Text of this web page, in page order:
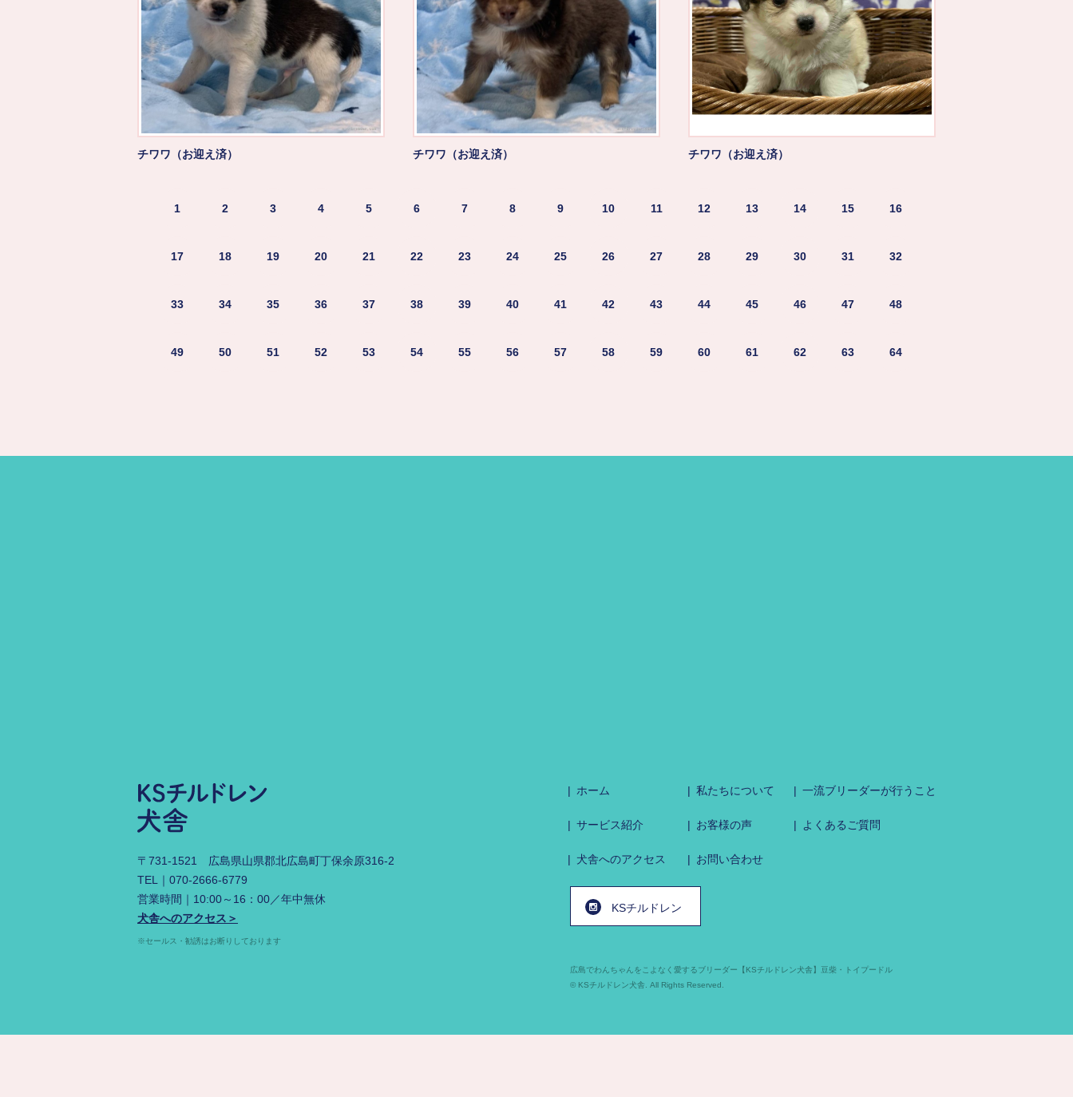
チワワ（お迎え済） チワワ（お迎え済） チワワ（お迎え済）
1 2 3 4 5 6 7 8 9 10 11 12 13 14 15 16
17 18 19 20 21 22 23 24 25 26 27 28 29 30 31 32
33 34 35 36 37 38 39 40 41 42 43 44 45 46 47 48
49 50 51 52 53 54 55 56 57 58 59 60 61 62 63 64
〒731-1521 広島県山県郡北広島町丁保余原316-2
TEL｜ 070-2666-6779
営業時間｜10:00～16：00／年中無休
犬舎へのアクセス＞
※セールス・勧誘はお断りしております
ホーム 私たちについて 一流ブリーダーが行うこと
サービス紹介 お客様の声 よくあるご質問
犬舎へのアクセス お問い合わせ
KSチルドレン
広島でわんちゃんをこよなく愛するブリーダー【KSチルドレン犬舎】豆柴・トイプードル
© KSチルドレン犬舎. All Rights Reserved.